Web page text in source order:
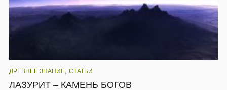
ДРЕВНЕЕ ЗНАНИЕ СТАТЬИ
ЛАЗУРИТ – КАМЕНЬ БОГОВ